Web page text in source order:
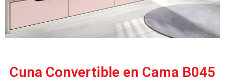
Cuna Convertible en Cama B045